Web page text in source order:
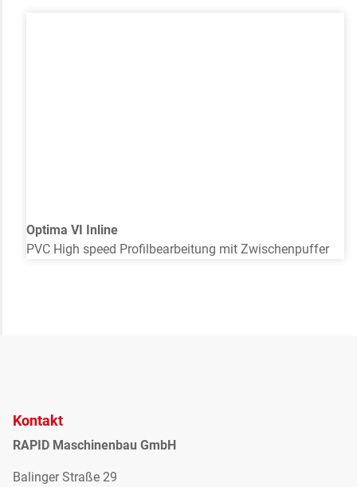
Optima VI Inline
PVC High speed Profilbearbeitung mit Zwischenpuffer
Kontakt
RAPID Maschinenbau GmbH
Balinger Straße 29